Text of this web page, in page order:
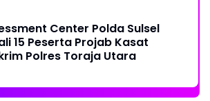
Center Polda Sulsel
15 Peserta Projab Kasat
Polres Toraja Utara